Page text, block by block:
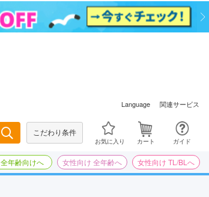
Language 関連サービス
こだわり条件
お気に入り カート ガイド
全年齢向けへ 女性向け 全年齢へ 女性向け TL/BLへ